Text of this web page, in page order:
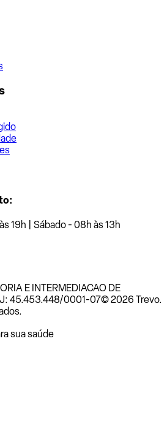
19h | Sábado - 08h às 13h
E INTERMEDIACAO DE
45.453.448/0001-07© 2026 Trevo.
sua saúde